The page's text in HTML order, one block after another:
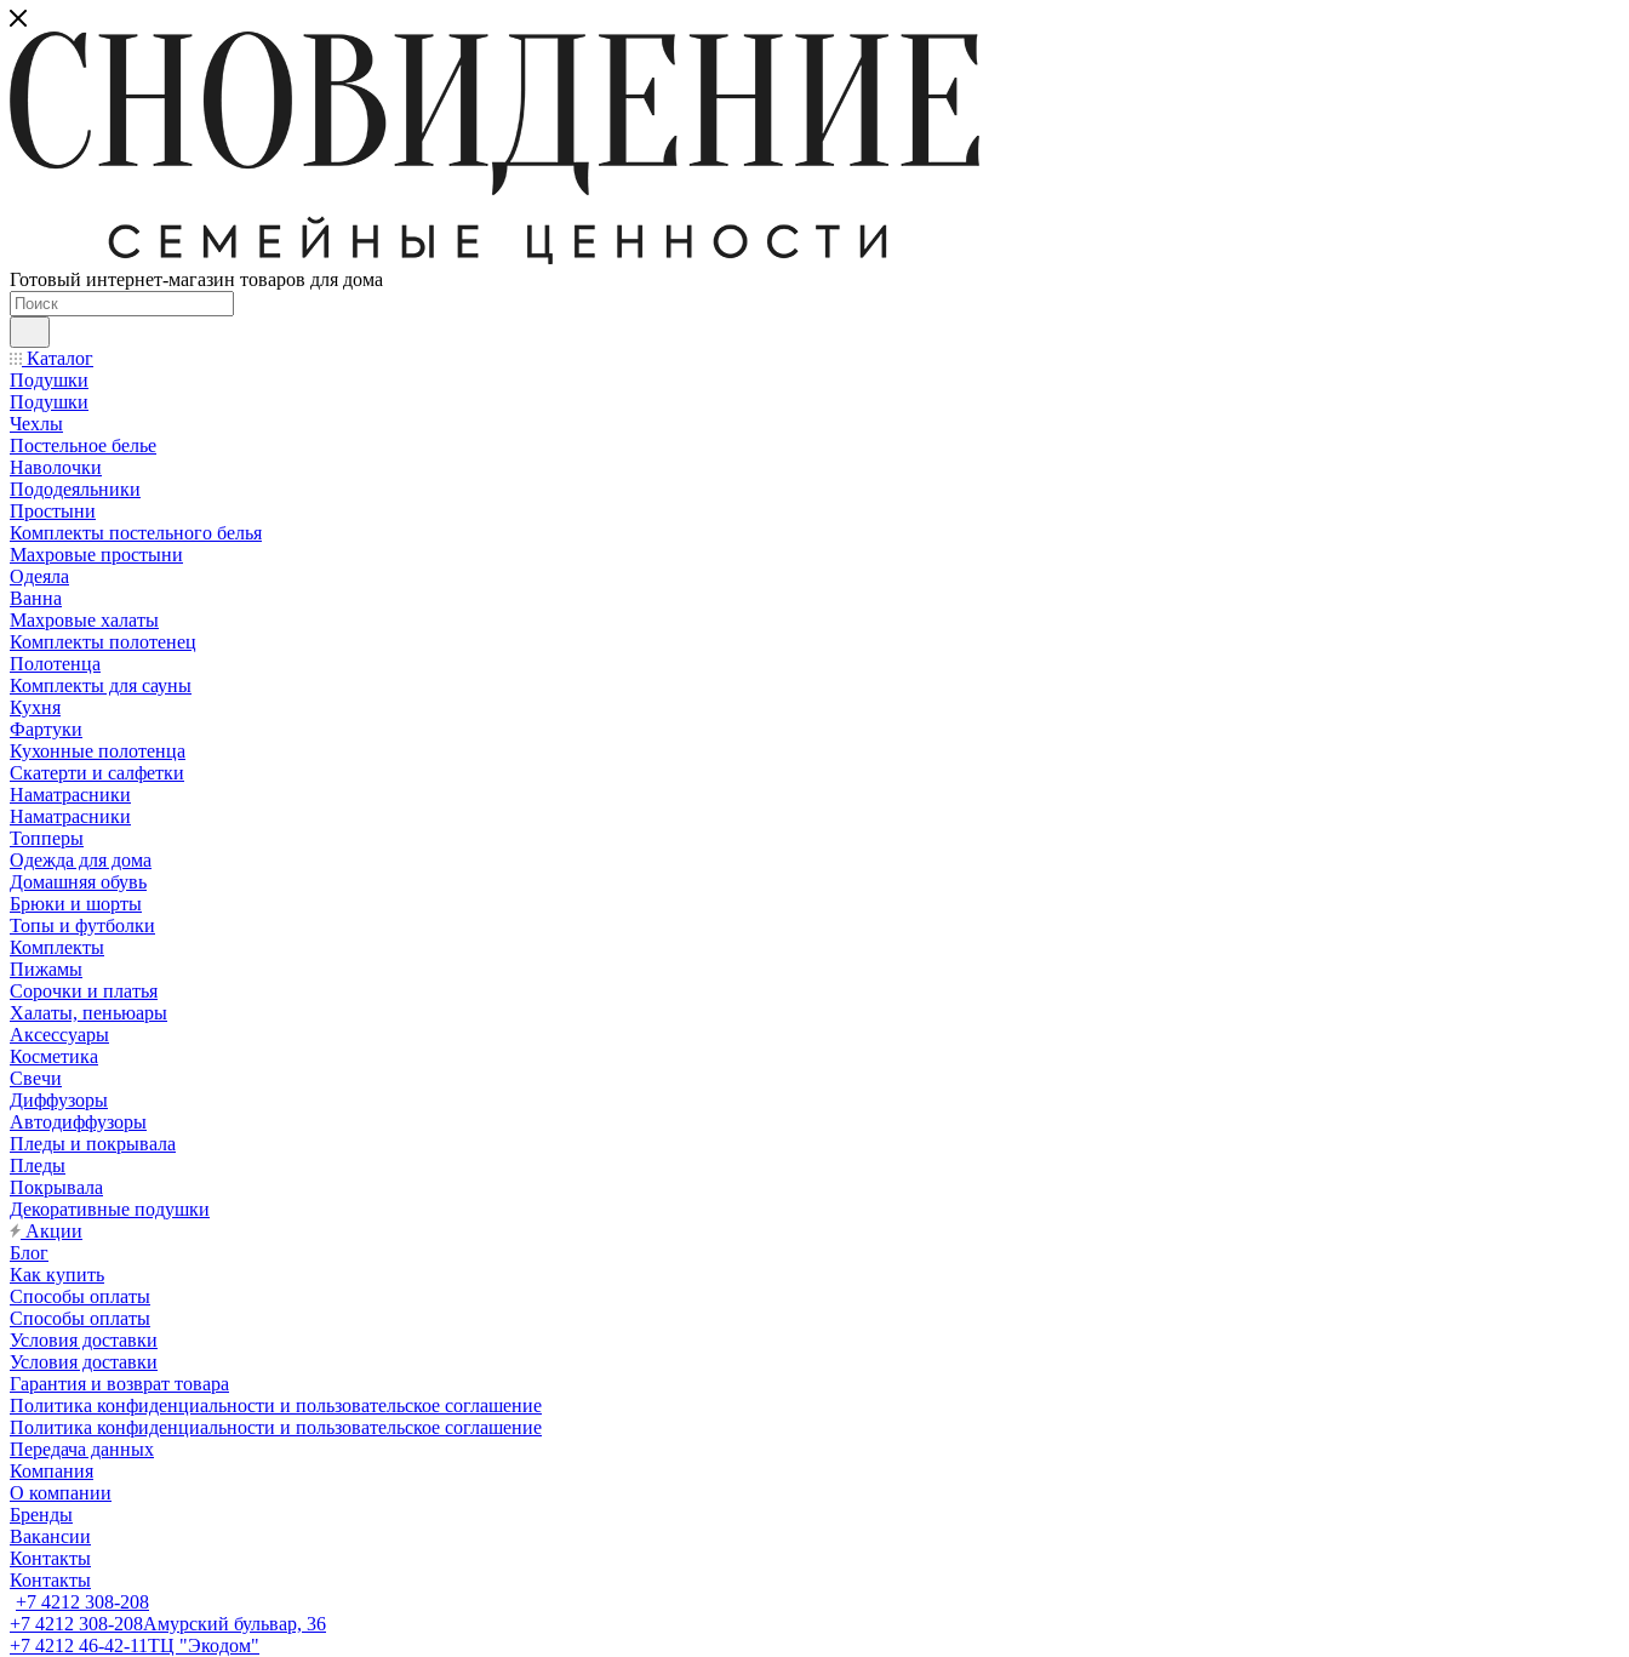
Готовый интернет-магазин товаров для дома
Каталог
Подушки
Подушки
Чехлы
Постельное белье
Наволочки
Пододеяльники
Простыни
Комплекты постельного белья
Махровые простыни
Одеяла
Ванна
Махровые халаты
Комплекты полотенец
Полотенца
Комплекты для сауны
Кухня
Фартуки
Кухонные полотенца
Скатерти и салфетки
Наматрасники
Наматрасники
Топперы
Одежда для дома
Домашняя обувь
Брюки и шорты
Топы и футболки
Комплекты
Пижамы
Сорочки и платья
Халаты, пеньюары
Аксессуары
Косметика
Свечи
Диффузоры
Автодиффузоры
Пледы и покрывала
Пледы
Покрывала
Декоративные подушки
Акции
Блог
Как купить
Способы оплаты
Способы оплаты
Условия доставки
Условия доставки
Гарантия и возврат товара
Политика конфиденциальности и пользовательское соглашение
Политика конфиденциальности и пользовательское соглашение
Передача данных
Компания
О компании
Бренды
Вакансии
Контакты
Контакты
+7 4212 308-208
+7 4212 308-208Амурский бульвар, 36
+7 4212 46-42-11ТЦ "Экодом"